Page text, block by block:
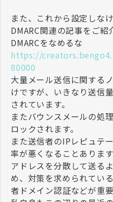
また、これから設定しな
DMARC関連の記事をご紹
DMARCをなめるな
https://
80000
大量メール送信に関する
けですが、いきなり送信
されています。
またバウンスメールの処
ロックされます。
また送信者のIPレピュテ
率が悪くなることありま
アドレスを分散して送る
め、対策を求められてい
者ドメイン認証などが重